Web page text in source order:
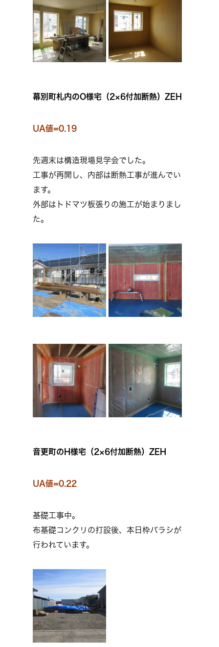
幕別町札内のO様宅（2×6付加断熱）ZEH
UA値=0.19
先週末は構造現場見学会でした。
工事が再開し、内部は断熱工事が進んでい
ます。
外部はトドマツ板張りの施工が始まりまし
た。
音更町のH様宅（2×6付加断熱）ZEH
UA値=0.22
基礎工事中。
布基礎コンクリの打設後、本日枠バラシが
行われています。